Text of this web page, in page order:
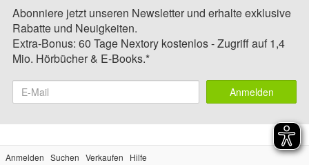
Abonniere jetzt unseren Newsletter und erhalte exklusive
Rabatte und Neuigkeiten.
Extra-Bonus: 60 Tage Nextory kostenlos - Zugriff auf 1,4
Mio. Hörbücher & E-Books.*
Anmelden
Anmelden Suchen Verkaufen
Hilfe